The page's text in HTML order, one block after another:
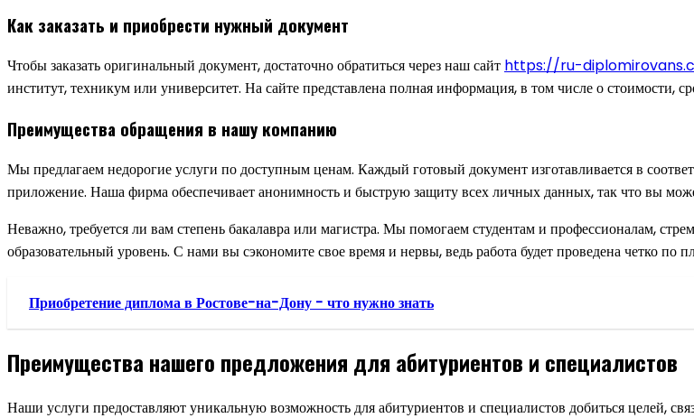
Как заказать и приобрести нужный документ
Чтобы заказать оригинальный документ, достаточно обратиться через наш сайт https://ru-
институт, техникум или университет. На сайте представлена полная информация, в том числе о стоимости,
Преимущества обращения в нашу компанию
Мы предлагаем недорогие услуги по доступным ценам. Каждый готовый документ изготавливается в
приложение. Наша фирма обеспечивает анонимность и быструю защиту всех личных данных, так что вы
Неважно, требуется ли вам степень бакалавра или магистра. Мы помогаем студентам и профессионалам,
образовательный уровень. С нами вы сэкономите свое время и нервы, ведь работа будет проведена четко по
Приобретение диплома в Ростове-на-Дону - что нужно знать
Преимущества нашего предложения для абитуриентов и специалистов
Наши услуги предоставляют уникальную возможность для абитуриентов и специалистов добиться целей,